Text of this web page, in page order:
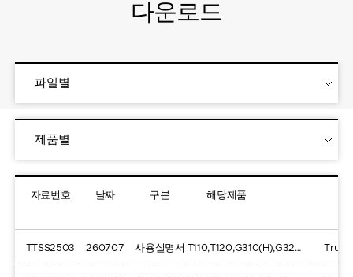
다운로드
파일별
제품별
자료번호 날짜 구분 해당제품
TTSS2503 260707 사용설명서 T110,T120,G310(H),G320(H),B210(H)